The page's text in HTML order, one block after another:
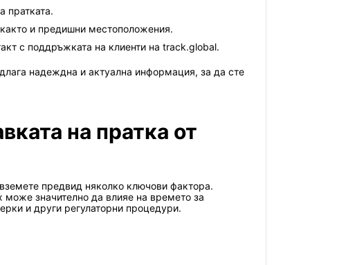
пратката.
и предишни местоположения.
с поддръжката на клиенти на track.global.
надеждна и актуална информация, за да сте
на пратка от
предвид няколко ключови фактора.
значително да влияе на времето за
и други регулаторни процедури.